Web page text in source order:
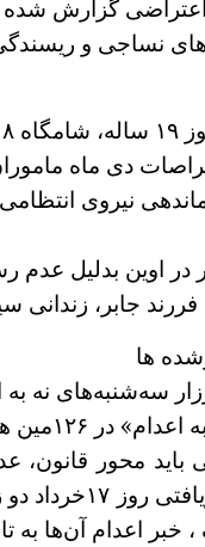
نساجی و
شد .
دی ماه
نیروی
اوین بدلیل عدم
جابر،
ها
سه‌شنبه‌های نه به
اعتصابی از جمله آمده است :
باید محور
خبر اعدام آن‌ها